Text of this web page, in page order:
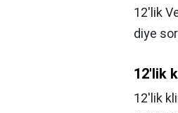
12'lik
diye
12'lik
12'lik